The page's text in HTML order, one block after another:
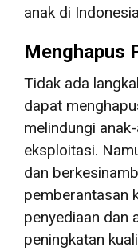
anak di
Menghapus
Tidak ada
dapat
melindungi
eksploitasi.
dan
pemberantasan
penyediaan dan
peningkatan